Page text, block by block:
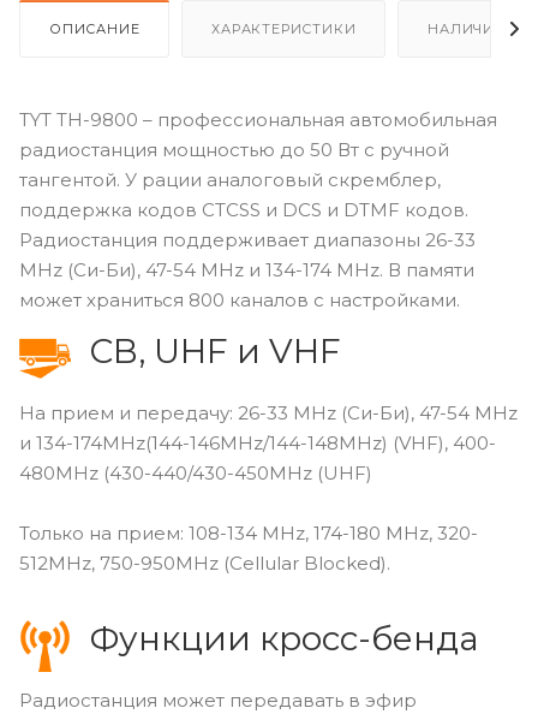
ОПИСАНИЕ ХАРАКТЕРИСТИКИ НАЛИЧИЕ
TYT TH-9800 – профессиональная автомобильная
радиостанция мощностью до 50 Вт с ручной
тангентой. У рации аналоговый скремблер,
поддержка кодов CTCSS и DCS и DTMF кодов.
Радиостанция поддерживает диапазоны 26-33
MHz (Си-Би), 47-54 MHz и 134-174 MHz. В памяти
может храниться 800 каналов с настройками.
CB, UHF и VHF
На прием и передачу: 26-33 MHz (Си-Би), 47-54 MHz
и 134-174MHz(144-146MHz/144-148MHz) (VHF), 400-
480MHz (430-440/430-450MHz (UHF)
Только на прием: 108-134 MHz, 174-180 MHz, 320-
512MHz, 750-950MHz (Cellular Blocked).
Функции кросс-бенда
Радиостанция может передавать в эфир